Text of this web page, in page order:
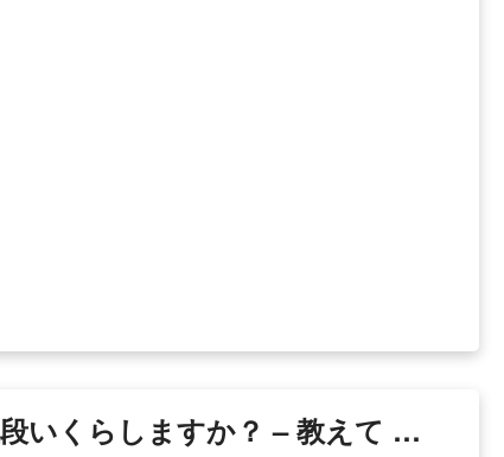
いくらしますか？ – 教えて …